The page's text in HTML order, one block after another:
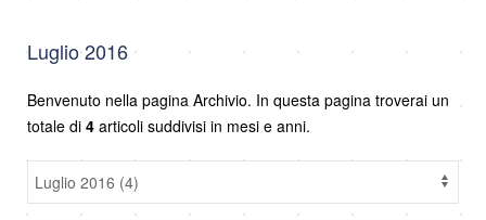
Luglio 2016
Benvenuto nella pagina Archivio. In questa pagina troverai un
totale di 4 articoli suddivisi in mesi e anni.